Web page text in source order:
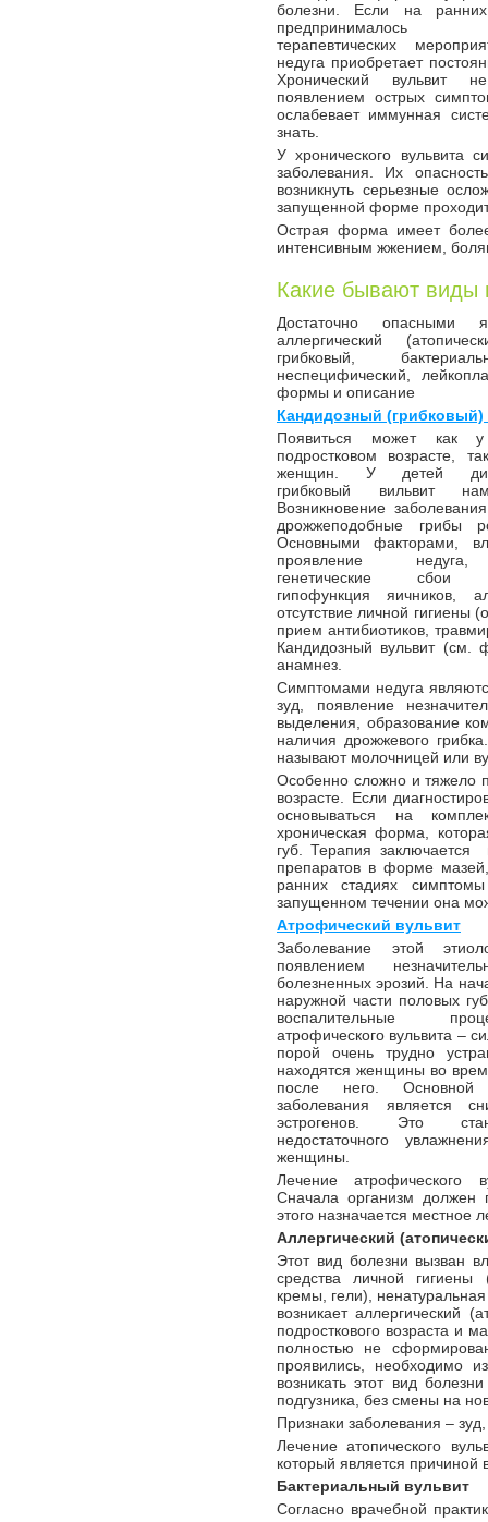
болезни. Если на
предпринималось
терапевтических
недуга приобретает
Хронический вульвит
появлением острых
ослабевает иммунная
знать.
У хронического вульвита
заболевания. Их
возникнуть серьезные
запущенной форме
Острая форма имеет
интенсивным жжением,
Какие бывают виды
Достаточно опасными
аллергический
грибковый,
неспецифический,
формы и описание
Кандидозный (грибковый)
Появиться может как
подростковом возрасте,
женщин. У детей
грибковый вильвит
Возникновение
дрожжеподобные грибы
Основными факторами,
проявление
генетические сбои
гипофункция яичников,
отсутствие личной гигиены
прием антибиотиков,
Кандидозный вульвит (см.
анамнез.
Симптомами недуга
зуд, появление
выделения, образование
наличия дрожжевого
называют молочницей или
Особенно сложно и тяжело
возрасте. Если
основываться на
хроническая форма,
губ. Терапия заключается
препаратов в форме
ранних стадиях
запущенном течении она
Атрофический вульвит
Заболевание этой
появлением
болезненных эрозий. На
наружной части половых
воспалительные
атрофического вульвита –
порой очень трудно
находятся женщины во
после него. Основной
заболевания является
эстрогенов. Это
недостаточного
женщины.
Лечение атрофического
Сначала организм должен
этого назначается местное
Аллергический
Этот вид болезни вызван
средства личной гигиены
кремы, гели),
возникает аллергический
подросткового возраста и
полностью не
проявились, необходимо
возникать этот вид
подгузника, без смены на
Признаки заболевания –
Лечение атопического
который является причиной
Бактериальный вульвит
Согласно врачебной